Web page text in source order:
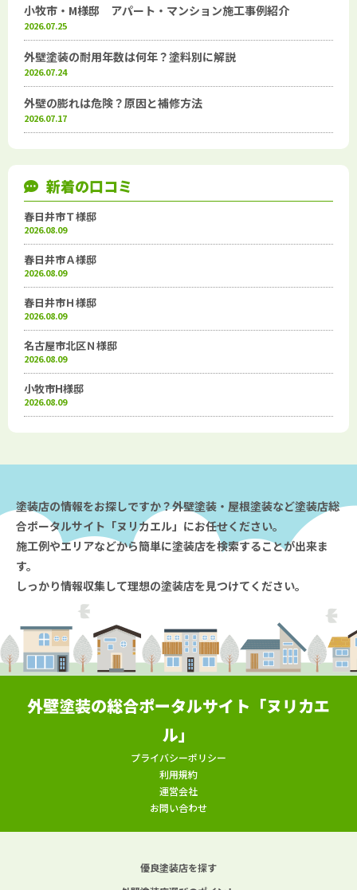
小牧市・M様邸 アパート・マンション施工事例紹介
2026.07.25
外壁塗装の耐用年数は何年？塗料別に解説
2026.07.24
外壁の膨れは危険？原因と補修方法
2026.07.17
新着の口コミ
春日井市Ｔ様邸
2026.08.09
春日井市Ａ様邸
2026.08.09
春日井市Ｈ様邸
2026.08.09
名古屋市北区Ｎ様邸
2026.08.09
小牧市H様邸
2026.08.09
塗装店の情報をお探しですか？外壁塗装・屋根塗装など塗装店総
合ポータルサイト「ヌリカエル」にお任せください。
施工例やエリアなどから簡単に塗装店を検索することが出来ま
す。
しっかり情報収集して理想の塗装店を見つけてください。
外壁塗装の総合ポータルサイト「ヌリカエ
ル」
プライバシーポリシー
利用規約
運営会社
お問い合わせ
優良塗装店を探す